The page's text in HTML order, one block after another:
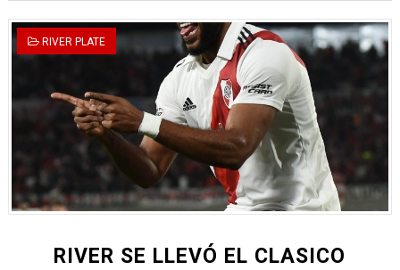
RIVER PLATE
RIVER SE LLEVÓ EL CLASICO